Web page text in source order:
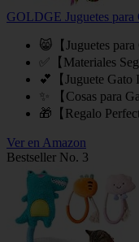
GOLDGE Juguetes para
😸【Juguetes
✅【Materiales
💕【Juguete Gato
✨ 【Cosas para
🎁【Regalo
Ver en Amazon
Bestseller No. 3